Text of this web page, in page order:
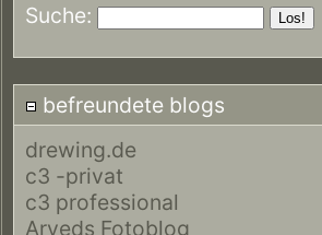
Suche:
befreundete blogs
drewing.de
c3 -privat
c3 professional
Arveds Fotoblog